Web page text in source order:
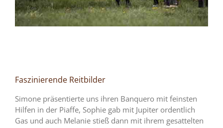
Faszinierende Reitbilder
Simone präsentierte uns ihren Banquero mit feinsten
Hilfen in der Piaffe, Sophie gab mit Jupiter ordentlich
Gas und auch Melanie stieß dann mit ihrem gesattelten